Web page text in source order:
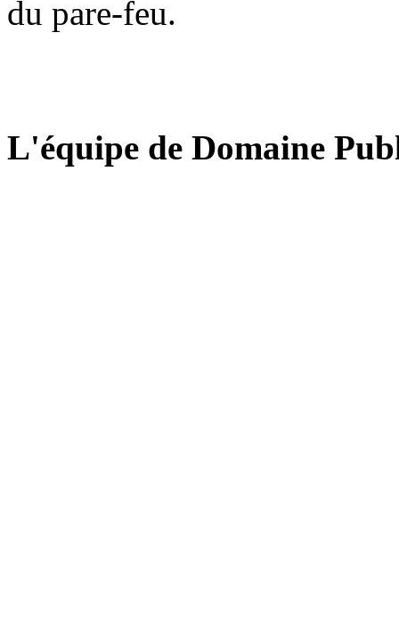
du pare-feu.
L'équipe de Domaine